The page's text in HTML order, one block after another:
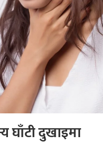
घाँटी दुखाइमा